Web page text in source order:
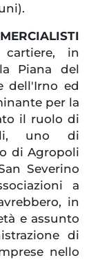
in
Piana del
dell'Irno ed
per la
il ruolo di
uno di
di Agropoli
Severino
a
in
e assunto
di
nello